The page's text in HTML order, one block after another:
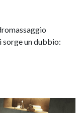
un dubbio: